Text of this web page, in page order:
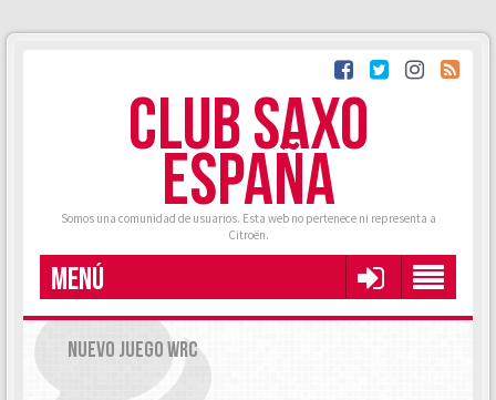
CLUB SAXO
ESPAÑA
Somos una comunidad de usuarios. Esta web no pertenece ni representa a
Citroën.
MENÚ
NUEVO JUEGO WRC